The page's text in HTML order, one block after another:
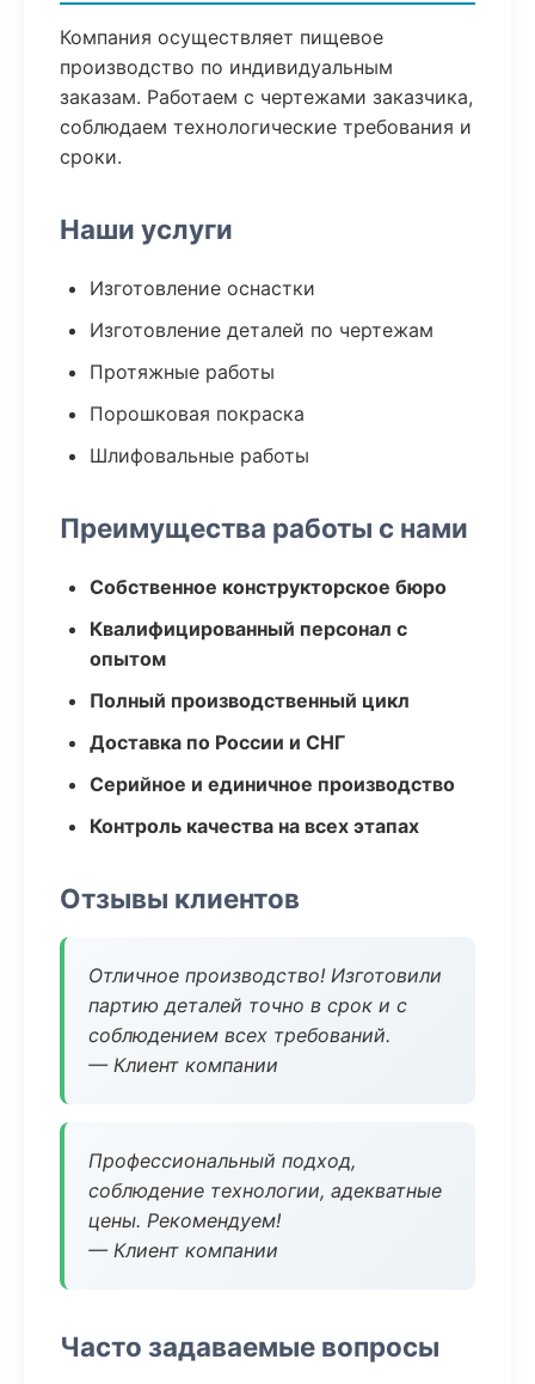
Компания осуществляет пищевое
производство по индивидуальным
заказам. Работаем с чертежами заказчика,
соблюдаем технологические требования и
сроки.
Наши услуги
Изготовление оснастки
Изготовление деталей по чертежам
Протяжные работы
Порошковая покраска
Шлифовальные работы
Преимущества работы с нами
Собственное конструкторское бюро
Квалифицированный персонал с
опытом
Полный производственный цикл
Доставка по России и СНГ
Серийное и единичное производство
Контроль качества на всех этапах
Отзывы клиентов
Отличное производство! Изготовили
партию деталей точно в срок и с
соблюдением всех требований.
— Клиент компании
Профессиональный подход,
соблюдение технологии, адекватные
цены. Рекомендуем!
— Клиент компании
Часто задаваемые вопросы